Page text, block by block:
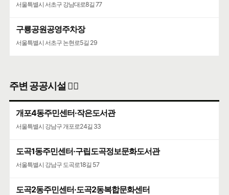
서울특별시 서초구 강남대로8길 77
구룡공원공영주차장
서울특별시 서초구 논현로5길 29
주변 공공시설 👨‍✈️
개포4동주민센터·작은도서관
서울특별시 강남구 개포로24길 33
도곡1동주민센터·구립도곡정보문화도서관
서울특별시 강남구 도곡로18길 57
도곡2동주민센터·도곡2동복합문화센터